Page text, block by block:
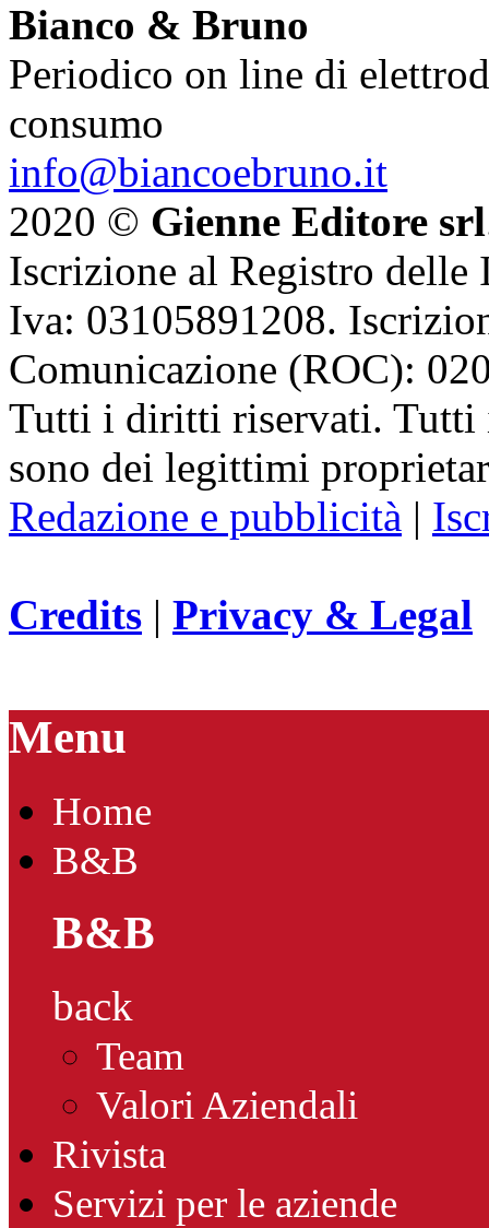
Bianco & Bruno
Periodico on line di
consumo
info@biancoebruno.it
2020 © Gienne Editore srl
Iscrizione al Registro delle
Iva: 03105891208.
Comunicazione (ROC):
Tutti i diritti riservati. Tutti
sono dei legittimi
Redazione e pubblicità |
Credits | Privacy & Legal
Menu
Home
B&B
B&B
back
Team
Valori Aziendali
Rivista
Servizi per le aziende